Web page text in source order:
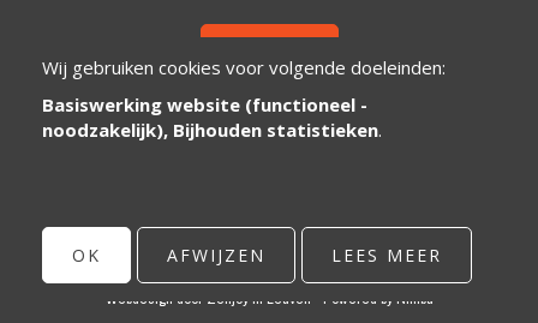
Bexem Catering Solutions
Maatschappelijke zetel
© Copyright 2026 | Bexem • Alle rechten voorbehouden •
Webdesign door Zenjoy in Leuven
Powered by Nimbu
Wij gebruiken cookies voor volgende doeleinden:
Basiswerking website (functioneel -
noodzakelijk), Bijhouden statistieken.
OK AFWIJZEN LEES MEER